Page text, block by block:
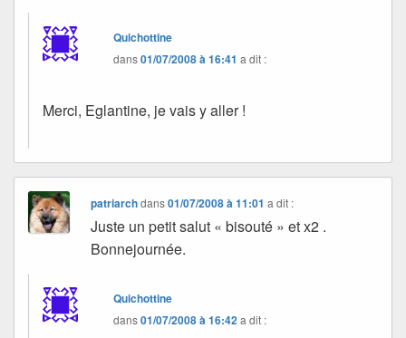
Quichottine
dans01/07/2008 à 16:41 a dit :
Merci, Eglantine, je vais y aller !
patriarchdans01/07/2008 à 11:01 a dit :
Juste un petit salut « bisouté » et x2 .
Bonnejournée.
Quichottine
dans01/07/2008 à 16:42a dit :